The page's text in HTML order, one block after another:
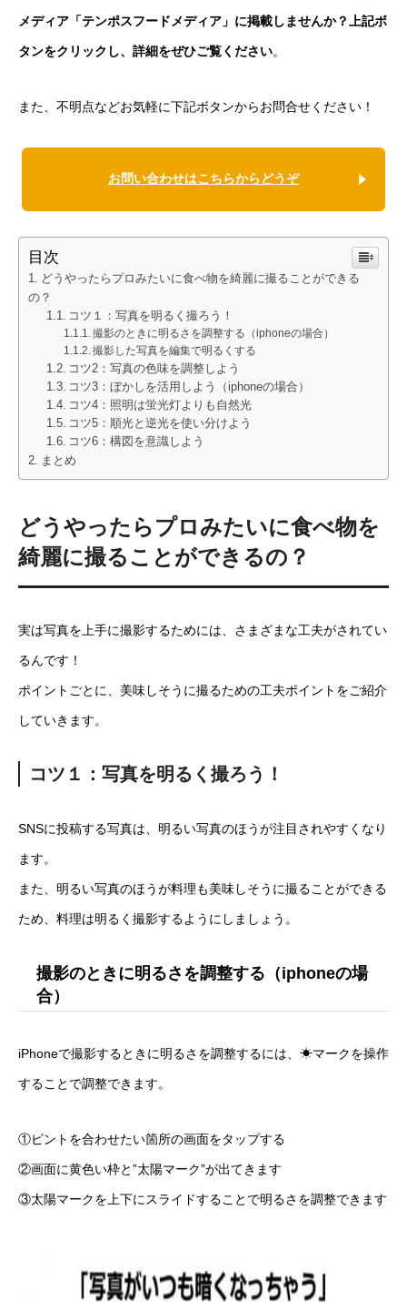
メディア「テンポスフードメディア」に掲載しませんか？上記ボ
タンをクリックし、詳細をぜひご覧ください。
また、不明点などお気軽に下記ボタンからお問合せください！
お問い合わせはこちらからどうぞ
目次
どうやったらプロみたいに食べ物を綺麗に撮ることができる
の？
コツ１：写真を明るく撮ろう！
撮影のときに明るさを調整する（iphoneの場合）
撮影した写真を編集で明るくする
コツ2：写真の色味を調整しよう
コツ3：ぼかしを活用しよう（iphoneの場合）
コツ4：照明は蛍光灯よりも自然光
コツ5：順光と逆光を使い分けよう
コツ6：構図を意識しよう
まとめ
どうやったらプロみたいに食べ物を
綺麗に撮ることができるの？
実は写真を上手に撮影するためには、さまざまな工夫がされてい
るんです！
ポイントごとに、美味しそうに撮るための工夫ポイントをご紹介
していきます。
コツ１：写真を明るく撮ろう！
SNSに投稿する写真は、明るい写真のほうが注目されやすくなり
ます。
また、明るい写真のほうが料理も美味しそうに撮ることができる
ため、料理は明るく撮影するようにしましょう。
撮影のときに明るさを調整する（iphoneの場
合）
iPhoneで撮影するときに明るさを調整するには、☀マークを操作
することで調整できます。
①ピントを合わせたい箇所の画面をタップする
②画面に黄色い枠と”太陽マーク”が出てきます
③太陽マークを上下にスライドすることで明るさを調整できます